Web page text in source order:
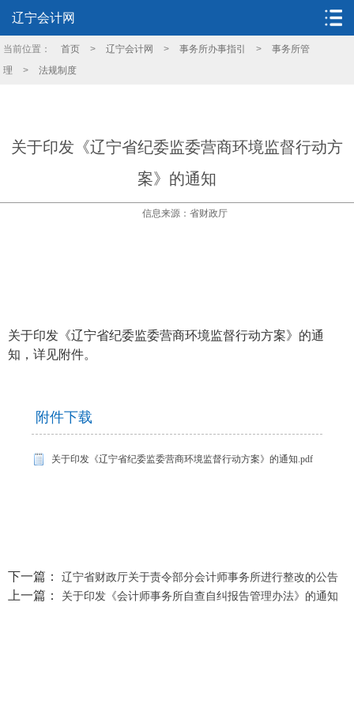
辽宁会计网
当前位置： 首页 > 辽宁会计网 > 事务所办事指引 >
事务所管
理
> 法规制度
关于印发《辽宁省纪委监委营商环境监督行动方
案》的通知
信息来源：省财政厅
关于印发《辽宁省纪委监委营商环境监督行动方案》的通
知，详见附件。
附件下载
关于印发《辽宁省纪委监委营商环境监督行动方案》的通知.pdf
下一篇： 辽宁省财政厅关于责令部分会计师事务所进行整改的公告
上一篇： 关于印发《会计师事务所自查自纠报告管理办法》的通知